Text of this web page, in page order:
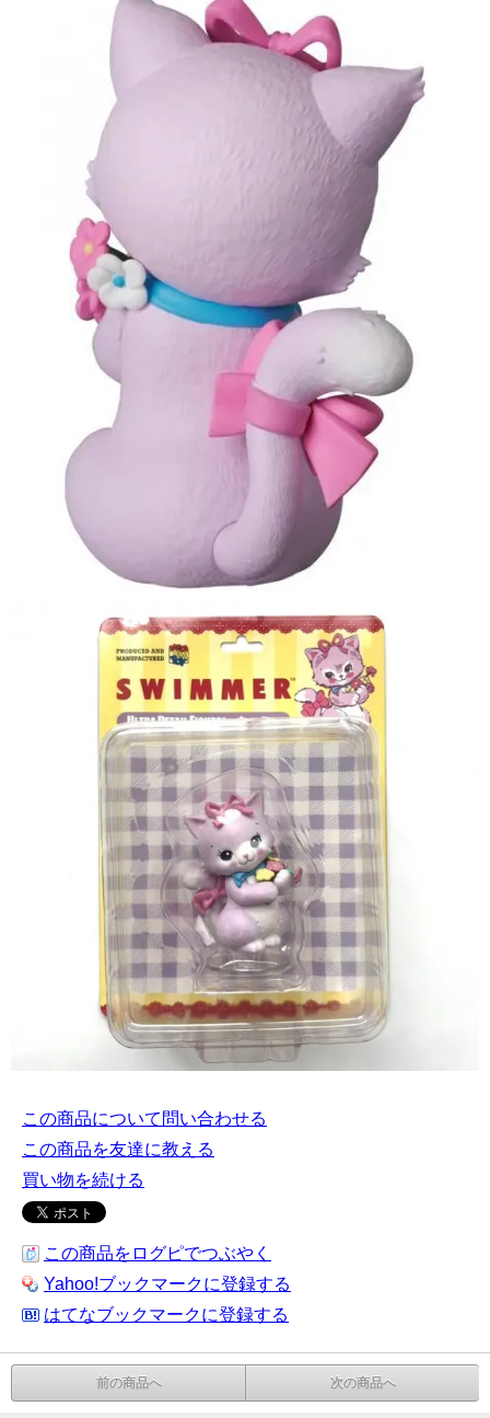
この商品について問い合わせる
この商品を友達に教える
買い物を続ける
この商品をログピでつぶやく
Yahoo!ブックマークに登録する
はてなブックマークに登録する
前の商品へ 次の商品へ